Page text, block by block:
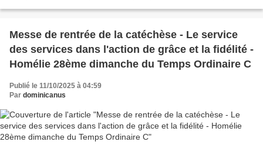
Messe de rentrée de la catéchèse - Le service
des services dans l'action de grâce et la fidélité -
Homélie 28ème dimanche du Temps Ordinaire C
Publié le 11/10/2025 à 04:59
Par dominicanus